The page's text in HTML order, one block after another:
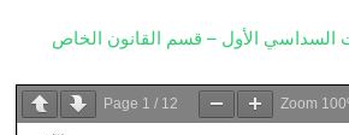
السداسي الأول – قسم القانون الخاص
Page 1 / 12 Zoom